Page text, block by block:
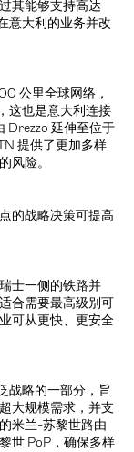
其能够支持高达
意大利的业务并改
公里全球网络，
这也是意大利连接
Drezzo 延伸至位于
提供了更加多样
风险。
的战略决策可提高
士一侧的铁路并
合需要最高级别可
可从更快、更安全
战略的一部分，旨
大规模需求，并支
米兰-苏黎世路由
世 PoP，确保多样